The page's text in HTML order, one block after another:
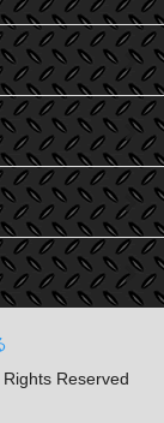
Reserved